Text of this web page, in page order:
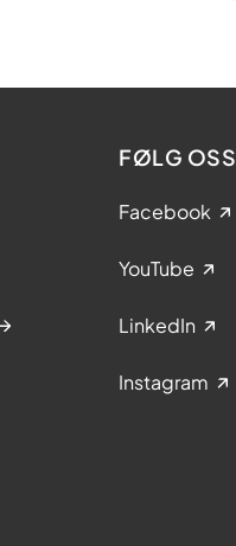
FØLG OSS
Facebook
YouTube
LinkedIn
Instagram